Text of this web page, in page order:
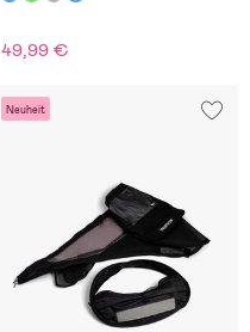
49,99 €
Neuheit